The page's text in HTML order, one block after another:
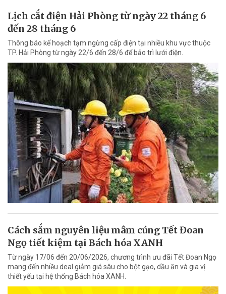
Lịch cắt điện Hải Phòng từ ngày 22 tháng 6
đến 28 tháng 6
Thông báo kế hoạch tạm ngừng cấp điện tại nhiều khu vực thuộc
TP. Hải Phòng từ ngày 22/6 đến 28/6 để bảo trì lưới điện.
Cách sắm nguyên liệu mâm cúng Tết Đoan
Ngọ tiết kiệm tại Bách hóa XANH
Từ ngày 17/06 đến 20/06/2026, chương trình ưu đãi Tết Đoan Ngọ
mang đến nhiều deal giảm giá sâu cho bột gạo, dầu ăn và gia vị
thiết yếu tại hệ thống Bách hóa XANH.